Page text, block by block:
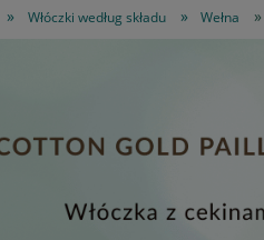
» Włóczki według składu » Wełna »